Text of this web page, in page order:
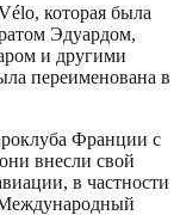
которая была
Эдуардом,
и другими
переименована в
Франции с
внесли свой
в частности